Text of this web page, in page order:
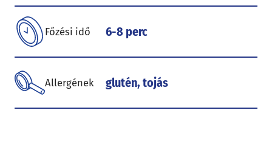
Főzési idő 6-8 perc
Allergének glutén, tojás